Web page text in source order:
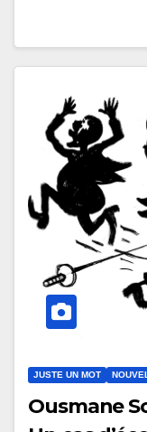
JUSTE UN MOT
Ousmane